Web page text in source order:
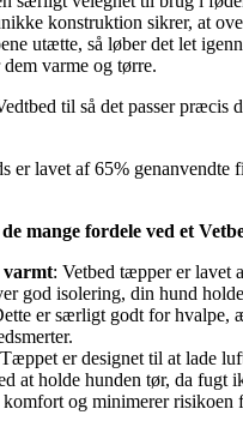
konstruktion sikrer, at
utætte, så løber det let
varme og tørre.
til så det passer præcis
er lavet af 65% genanvendte
mange fordele ved et
varmt: Vetbed tæpper er lavet
god isolering, din hund
er særligt godt for hvalpe,
er designet til at lade
at holde hunden tør, da fugt
komfort og minimerer risikoen